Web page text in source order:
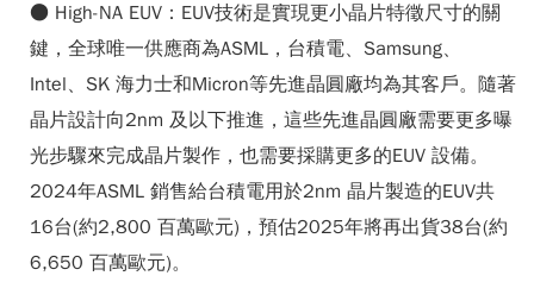
● High-NA EUV：EUV技術是實現更小晶片特徵尺寸的關
鍵，全球唯一供應商為ASML，台積電、Samsung、
Intel、SK 海力士和Micron等先進晶圓廠均為其客戶。隨著
晶片設計向2nm 及以下推進，這些先進晶圓廠需要更多曝
光步驟來完成晶片製作，也需要採購更多的EUV 設備。
2024年ASML 銷售給台積電用於2nm 晶片製造的EUV共
16台(約2,800 百萬歐元)，預估2025年將再出貨38台(約
6,650 百萬歐元)。